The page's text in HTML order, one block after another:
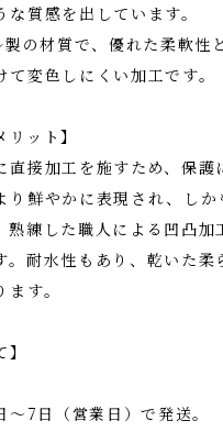
な質感を出しています。
の材質で、優れた柔軟性
変色しにくい加工です。
リット】
直接加工を施すため、保
り鮮やかに表現され、し
熟練した職人による凹凸
。耐水性もあり、乾いた
す。
7日（営業日）で発送。